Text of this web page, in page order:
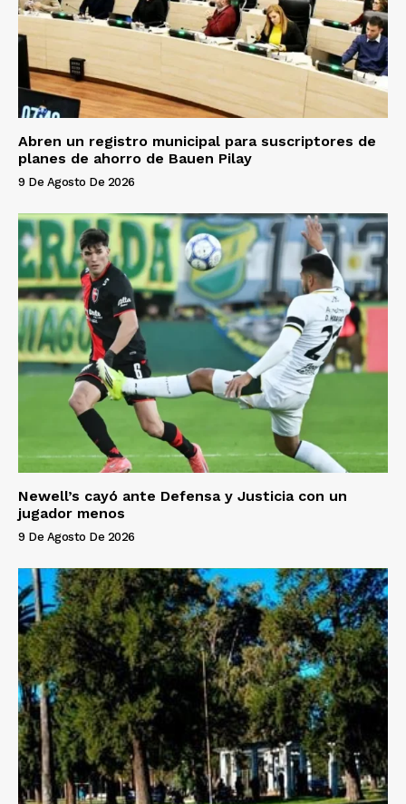
Abren un registro municipal para suscriptores de
planes de ahorro de Bauen Pilay
9 De Agosto De 2026
Newell’s cayó ante Defensa y Justicia con un
jugador menos
9 De Agosto De 2026